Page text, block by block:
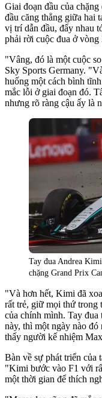
Giai đoạn đầu của
đầu căng thẳng giữa hai
vị trí dẫn đầu, đẩy nhau
phải rời cuộc đua ở
"Vâng, đó là một cuộc
Sky Sports Germany.
huống một cách bình
mắc lỗi ở giai đoạn đó.
nhưng rõ ràng cậu ấy là
Tay đua Andrea
chặng Grand Prix
"Và hơn hết, Kimi đã
rất trẻ, giữ mọi thứ trong
của chính mình. Tay đua
này, thì một ngày nào
thấy người kế nhiệm
Bàn về sự phát triển của
"Kimi bước vào F1 với
một thời gian để thích